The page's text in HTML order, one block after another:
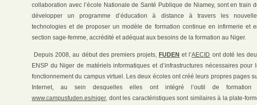
collaboration avec l’école Nationale de Santé Publique de Niamey, sont en train
développer un programme d’éducation à distance à travers les
technologies et de proposer un modèle de formation continue en infirmerie et
section sage-femme, accrédité et adéquat aux besoins de la formation au Niger.
Depuis 2008, au début des premiers projets, FUDEN et l’AECID ont doté les
ENSP du Niger de matériels informatiques et d’infrastructures nécessaires pour
fonctionnement du campus virtuel. Les deux écoles ont créé leurs propres pages
Internet, au sein desquelles elles ont intégré l’outil de formation
www.campusfuden.es/niger, dont les caractéristiques sont similaires à la plate-